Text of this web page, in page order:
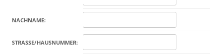
NACHNAME:
STRASSE/HAUSNUMMER: